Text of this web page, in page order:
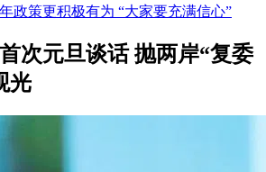
政策更积极有为 “大家要充满信心”
次元旦谈话 抛两岸“复委
光